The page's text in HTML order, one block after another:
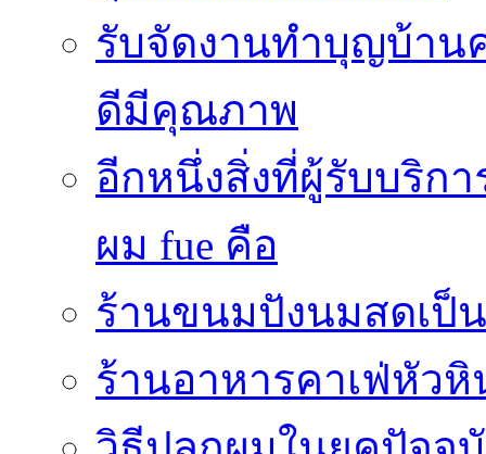
รับจัดงานทำบุญบ้าน
ดีมีคุณภาพ
อีกหนึ่งสิ่งที่ผู้รับบริก
ผม fue คือ
ร้านขนมปังนมสดเป็
ร้านอาหารคาเฟ่หัว